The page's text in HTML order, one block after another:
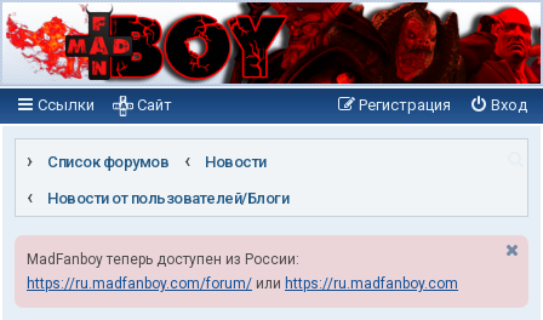
Ссылки Вход
Регистрация
Сайт
Список форумов
Новости
Новости от пользователей/Блоги
MadFanboy теперь доступен из России:
https://ru.madfanboy.com/forum/ или https://ru.madfanboy.com